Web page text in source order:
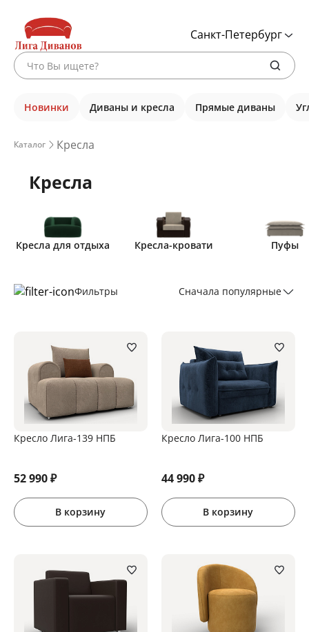
Санкт-Петербург
Новинки Диваны и кресла Прямые диваны
Каталог Кресла
Кресла
Кресла для отдыха Кресла-кровати Пуфы
Фильтры Сначала популярные
Кресло Лига-139 НПБ
52 990₽
В корзину
Кресло Лига-100 НПБ
44 990₽
В корзину